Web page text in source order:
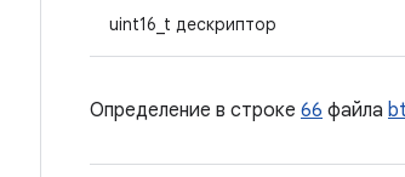
uint16_t дескриптор
Определение в строке 66 файла